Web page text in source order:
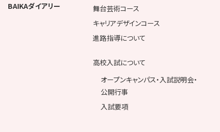
BAIKAダイアリー
舞台芸術コース
キャリアデザインコース
進路指導について
高校入試について
オープンキャンパス・入試説明会・
公開行事
入試要項